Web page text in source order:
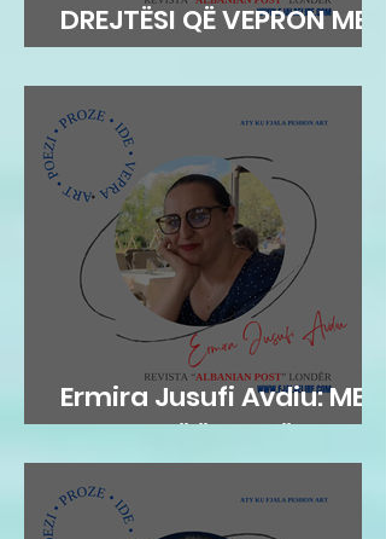
DREJTËSI QË VEPRON ME
INTEGRITET
Ermira Jusufi Avdiu: ME
FLATRA TË ËNDRRËS